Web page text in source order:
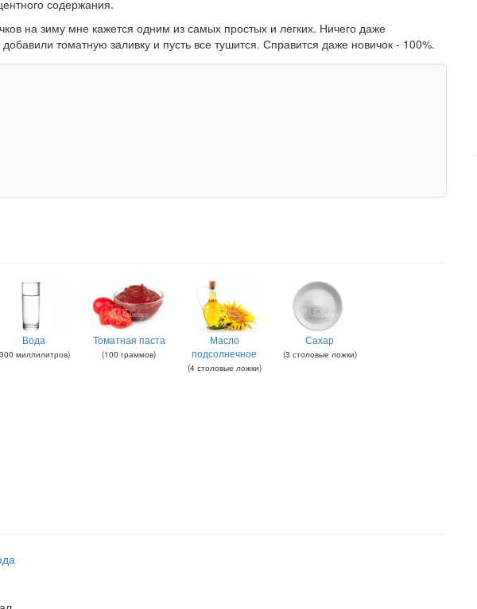
содержания.
на зиму мне кажется одним из самых простых и легких. Ничего даже
томатную заливку и пусть все тушится. Справится даже новичок - 100%.
Вода
300 миллилитров)
Томатная паста
(100 граммов)
Масло
подсолнечное
(4 столовые ложки)
Сахар
(3 столовые ложки)